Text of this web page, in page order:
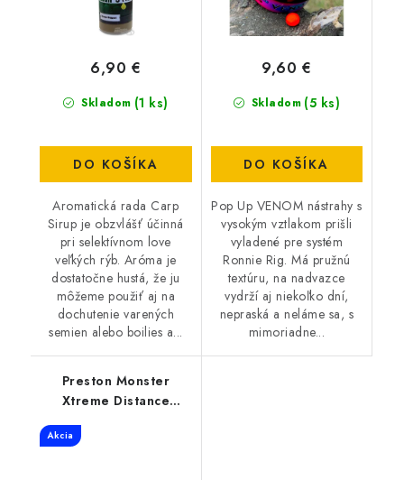
Skladom (1 ks)
6,90 €
DO KOŠÍKA
Aromatická rada Carp
Sirup je obzvlášť účinná
pri selektívnom love
veľkých rýb. Aróma je
dostatočne hustá, že ju
môžeme použiť aj na
dochutenie varených
semien alebo boilies a...
Skladom (5 ks)
9,60 €
DO KOŠÍKA
Pop Up VENOM nástrahy s
vysokým vztlakom prišli
vyladené pre systém
Ronnie Rig. Má pružnú
textúru, na nadvazce
vydrží aj niekoľko dní,
nepraská a neláme sa, s
mimoriadne...
Preston Monster
Xtreme Distance
Feeder 3.8M 150gr
Akcia